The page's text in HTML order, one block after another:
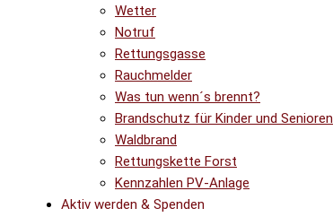
Wetter
Notruf
Rettungsgasse
Rauchmelder
Was tun wenn´s brennt?
Brandschutz für Kinder und Senioren
Waldbrand
Rettungskette Forst
Kennzahlen PV-Anlage
Aktiv werden & Spenden